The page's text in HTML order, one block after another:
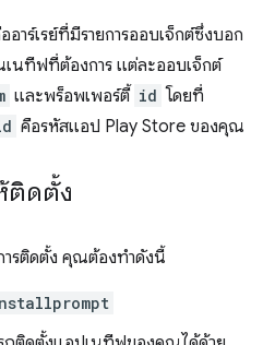
อาร์เรย์ที่มีรายการออบเจ็กต์ซึ่งบอก
เนทีฟที่ต้องการ แต่ละออบเจ็กต์
และพร็อพเพอร์ตี้ id โดยที่
คือรหัสแอป Play Store ของคุณ
ติดตั้ง
ารติดตั้ง คุณต้องทำดังนี้